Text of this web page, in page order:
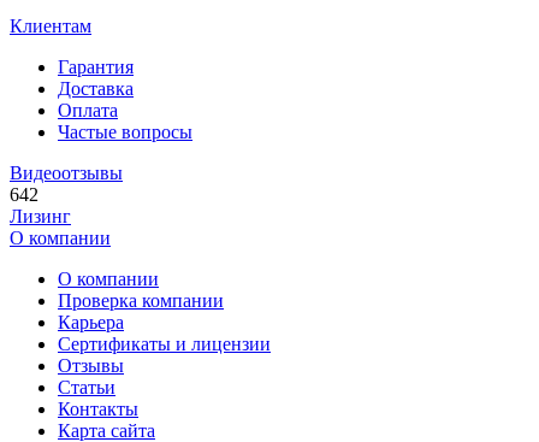
Клиентам
Гарантия
Доставка
Оплата
Частые вопросы
Видеоотзывы
642
Лизинг
О компании
О компании
Проверка компании
Карьера
Сертификаты и лицензии
Отзывы
Статьи
Контакты
Карта сайта